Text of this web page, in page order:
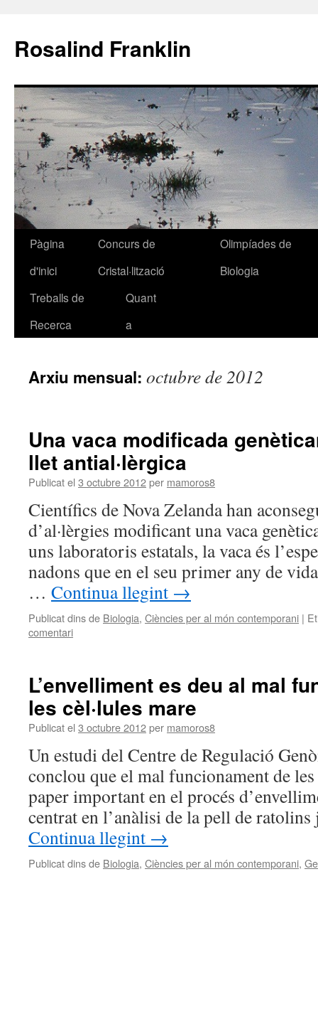
Rosalind Franklin
Vés
contingut
Pàgina
d'inici
Concurs de
Cristal·lització
Olimpíades de
Biologia
Treballs de
Recerca
Quant
a
Arxiu mensual: octubre de 2012
Una vaca modificada
llet antial·lèrgica
Publicat el 3 octubre 2012per mamoros8
Científics de Nova Zelanda han
d’al·lèrgies modificant una vaca
uns laboratoris estatals, la vaca és
nadons que en el seu primer any de
… Continua llegint →
Publicat dins de Biologia, Ciències per al món contemporani |
comentari
L’envelliment es deu al mal
les cèl·lules mare
Publicat el 3 octubre 2012per mamoros8
Un estudi del Centre de Regulació
conclou que el mal funcionament de les
paper important en el procés
centrat en l’anàlisi de la pell de
Continua llegint →
Publicat dins de Biologia, Ciències per al món contemporani,